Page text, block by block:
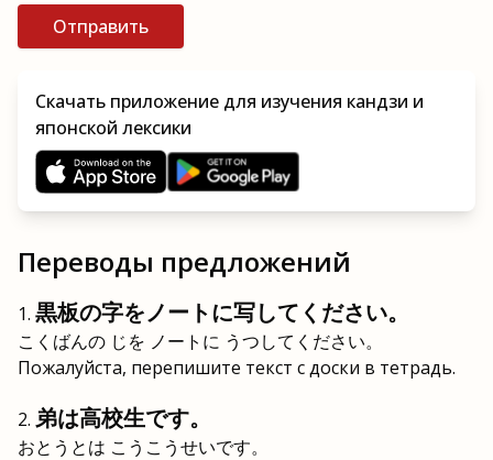
Отправить
Скачать приложение для изучения кандзи и
японской лексики
Переводы предложений
黒板の字をノートに写してください。
こくばんの じを ノートに うつしてください。
Пожалуйста, перепишите текст с доски в тетрадь.
弟は高校生です。
おとうとは こうこうせいです。